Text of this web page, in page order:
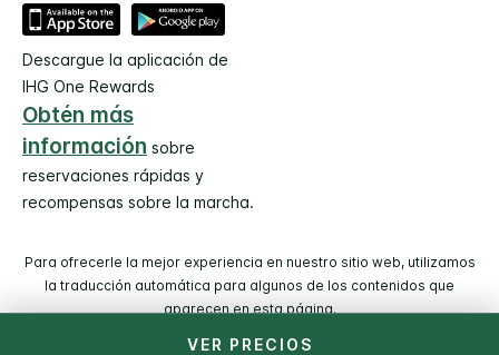
VER PRECIOS
Descargue la aplicación de
IHG One Rewards
Obtén más
información sobre
reservaciones rápidas y
recompensas sobre la marcha.
Para ofrecerle la mejor experiencia en nuestro sitio web, utilizamos
la traducción automática para algunos de los contenidos que
aparecen en esta página.